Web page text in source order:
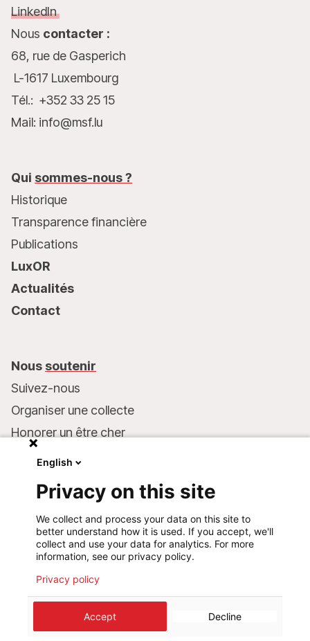
LinkedIn
Nous contacter :
68, rue de Gasperich
L-1617 Luxembourg
Tél.: +352 33 25 15
Mail: info@msf.lu
Qui sommes-nous ?
Historique
Transparence financière
Publications
LuxOR
Actualités
Contact
Nous soutenir
Suivez-nous
Organiser une collecte
Honorer un être cher
Faire un don
Coordonnées bancaires :
LU75 1111 0000 4848 0000
Comportement responsable
Médecins Sans Frontières Luxembourg
English
Privacy on this site
We collect and process your data on this site to
better understand how it is used. If you accept, we'll
collect and use your data for analytics. For more
information, see our privacy policy.
Privacy policy
Accept Decline